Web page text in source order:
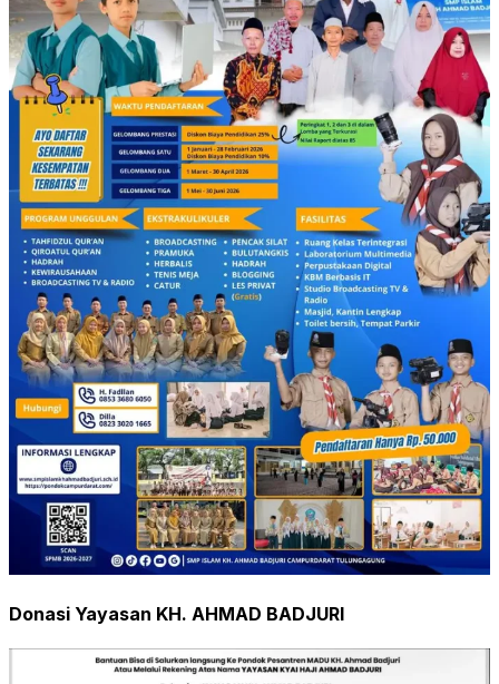
Donasi Yayasan KH. AHMAD BADJURI